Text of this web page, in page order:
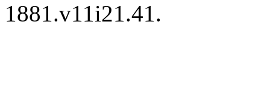
1881.v11i21.41.